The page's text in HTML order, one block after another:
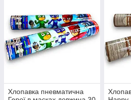
Хлопавка пневматична